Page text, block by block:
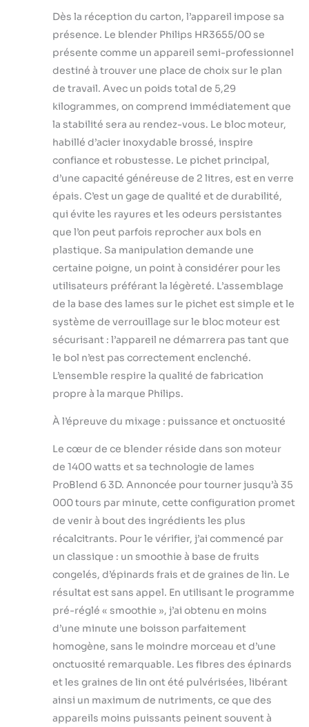
délicieux smoothies à partager en
famille ou à conserver pour plus
tard - 2 gourdes nomades incluses
Profitez de tous les nutriments : la
technologie ProBlend 6 3D mixe
tous les ingrédients finement mixés
pour en extraire tous les nutriments
Recettes personnalisées : préparez
des smoothies maison sains, des
Des recettes inspirantes à votre
goût à suivre étape par étape
Contenu de la boite : Blender,
pichet en verre lavable au lave-
vaisselle, 2 gourdes nomades
Dès la réception du carton, l’appareil impose sa
présence. Le blender Philips HR3655/00 se
présente comme un appareil semi-professionnel
destiné à trouver une place de choix sur le plan
de travail. Avec un poids total de 5,29
kilogrammes, on comprend immédiatement que
la stabilité sera au rendez-vous. Le bloc moteur,
habillé d’acier inoxydable brossé, inspire
confiance et robustesse. Le pichet principal,
d’une capacité généreuse de 2 litres, est en verre
épais. C’est un gage de qualité et de durabilité,
qui évite les rayures et les odeurs persistantes
que l’on peut parfois reprocher aux bols en
plastique. Sa manipulation demande une
certaine poigne, un point à considérer pour les
utilisateurs préférant la légèreté. L’assemblage
de la base des lames sur le pichet est simple et le
système de verrouillage sur le bloc moteur est
sécurisant : l’appareil ne démarrera pas tant que
le bol n’est pas correctement enclenché.
L’ensemble respire la qualité de fabrication
propre à la marque Philips.
À l’épreuve du mixage : puissance et onctuosité
Le cœur de ce blender réside dans son moteur
de 1400 watts et sa technologie de lames
ProBlend 6 3D. Annoncée pour tourner jusqu’à 35
000 tours par minute, cette configuration promet
de venir à bout des ingrédients les plus
récalcitrants. Pour le vérifier, j’ai commencé par
un classique : un smoothie à base de fruits
congelés, d’épinards frais et de graines de lin. Le
résultat est sans appel. En utilisant le programme
pré-réglé « smoothie », j’ai obtenu en moins
d’une minute une boisson parfaitement
homogène, sans le moindre morceau et d’une
onctuosité remarquable. Les fibres des épinards
et les graines de lin ont été pulvérisées, libérant
ainsi un maximum de nutriments, ce que des
appareils moins puissants peinent souvent à